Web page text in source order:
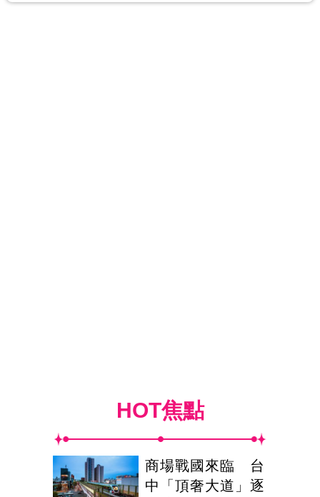
HOT焦點
商場戰國來臨 台
中「頂奢大道」逐